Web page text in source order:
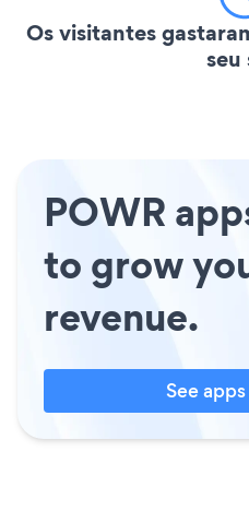
Os visitantes
seu
POWR
to grow
revenue.
See